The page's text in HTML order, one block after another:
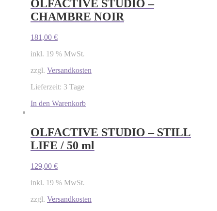
OLFACTIVE STUDIO –
CHAMBRE NOIR
181,00 €
inkl. 19 % MwSt.
zzgl. Versandkosten
Lieferzeit: 3 Tage
In den Warenkorb
OLFACTIVE STUDIO – STILL
LIFE / 50 ml
129,00 €
inkl. 19 % MwSt.
zzgl. Versandkosten